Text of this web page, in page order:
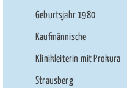
Geburtsjahr 1980
Kaufmännische
Klinikleiterin mit
Strausberg